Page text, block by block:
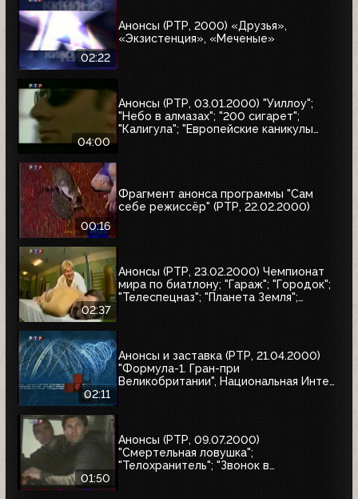
02:22
Анонсы (РТР, 2000) «Друзья»,
«Экзистенция», «Меченые»
04:00
Анонсы (РТР, 03.01.2000) "Уиллоу";
"Небо в алмазах"; "200 сигарет";
"Калигула"; "Европейские каникулы
00:16
Фрагмент анонса программы "Сам
себе режиссёр" (РТР, 22.02.2000)
02:37
Анонсы (РТР, 23.02.2000) Чемпионат
мира по биатлону; "Гараж"; "Городок";
"Телеспецназ"; "Планета Земля";
02:11
Анонсы и заставка (РТР, 21.04.2000)
"Формула-1. Гран-при
Великобритании", Национальная Интел
01:50
Анонсы (РТР, 09.07.2000)
"Смертельная ловушка";
"Телохранитель"; "Звонок в